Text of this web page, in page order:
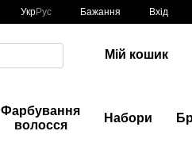
УкрРус Бажання Вхід
Мій кошик
Фарбування
волосся
Набори